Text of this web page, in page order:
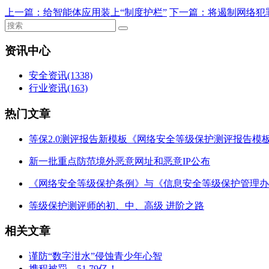
上一篇： 给智能体应用装上“制度护栏” 下一篇： 将遏制网络犯
资讯中心
安全资讯(1338)
行业资讯(163)
热门文章
等保2.0测评报告新模板《网络安全等级保护测评报告模板
新一批重点防范境外恶意网址和恶意IP公布
《网络安全等级保护条例》与《信息安全等级保护管理办
等级保护测评师的初、中、高级 进阶之路
相关文章
谨防“数字泔水”侵蚀青少年心智